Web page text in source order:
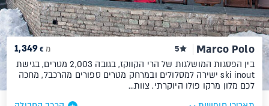
Marco Polo
5 מ 1,349 €
בין הפסגות המושלגות של הרי הקווקז, בגובה 2,003 מטרים, בגישת
ski inout ישירה למסלולים ובמרחק מטרים ספורים מהרכבל, מחכה
לכם מלון מרקו פולו היוקרתי. צוות…